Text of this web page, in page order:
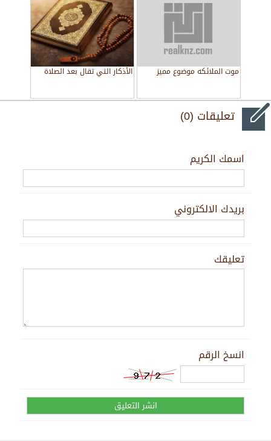
موت الملائكه موضوع مميز الأذكار التي تقال بعد الصلاة
تعليقات (0)
اسمك الكريم
بريدك الالكتروني
تعليقك
انسخ الرقم